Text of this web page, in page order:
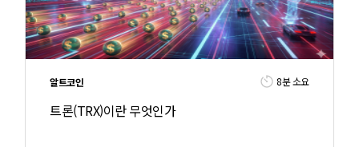
알트코인 8분 소요
트론(TRX)이란 무엇인가